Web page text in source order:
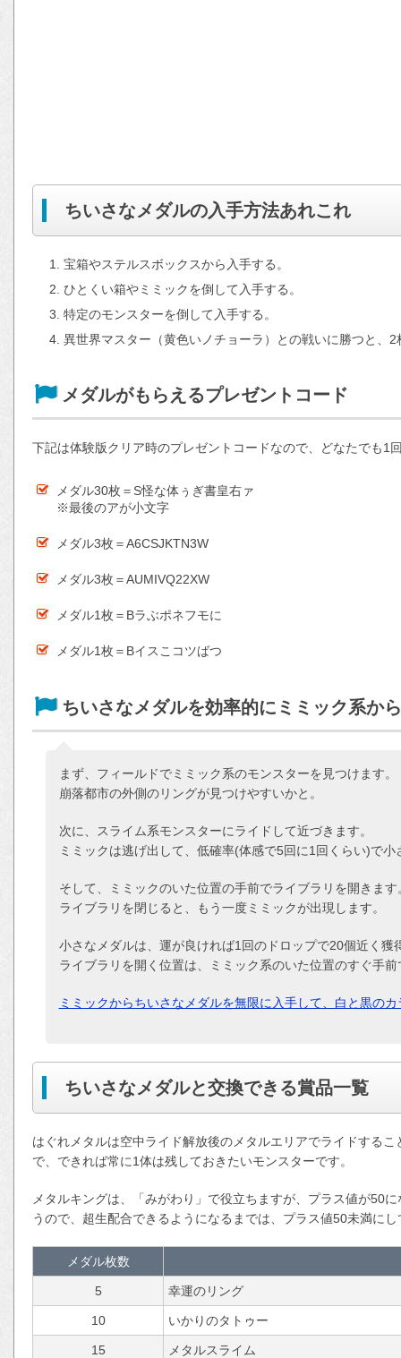
ちいさなメダルの入手方法あれこれ
宝箱やステルスボックスから入手する。
ひとくい箱やミミックを倒して入手する。
特定のモンスターを倒して入手する。
異世界マスター（黄色いノチョーラ）との戦いに勝つと、
メダルがもらえるプレゼントコード
下記は体験版クリア時のプレゼントコードなので、どなたでも1
メダル30枚＝S怪な体ぅぎ書皇右ァ
※最後のアが小文字
メダル3枚＝A6CSJKTN3W
メダル3枚＝AUMIVQ22XW
メダル1枚＝Bラぶポネフモに
メダル1枚＝Bイスこコツばつ
ちいさなメダルを効率的にミミック系か
まず、フィールドでミミック系のモンスターを見つけます。
崩落都市の外側のリングが見つけやすいかと。
次に、スライム系モンスターにライドして近づきます。
ミミックは逃げ出して、低確率(体感で5回に1回くらい)で
そして、ミミックのいた位置の手前でライブラリを開きます
ライブラリを閉じると、もう一度ミミックが出現します。
小さなメダルは、運が良ければ1回のドロップで20個近く獲
ライブラリを開く位置は、ミミック系のいた位置のすぐ手
ミミックからちいさなメダルを無限に入手して、白と黒の
ちいさなメダルと交換できる賞品一覧
はぐれメタルは空中ライド解放後のメタルエリアでライドする
で、できれば常に1体は残しておきたいモンスターです。
メタルキングは、「みがわり」で役立ちますが、プラス値が50
うので、超生配合できるようになるまでは、プラス値50未満に
メダル枚数
5 幸運のリング
10 いかりのタトゥー
15 メタルスライム